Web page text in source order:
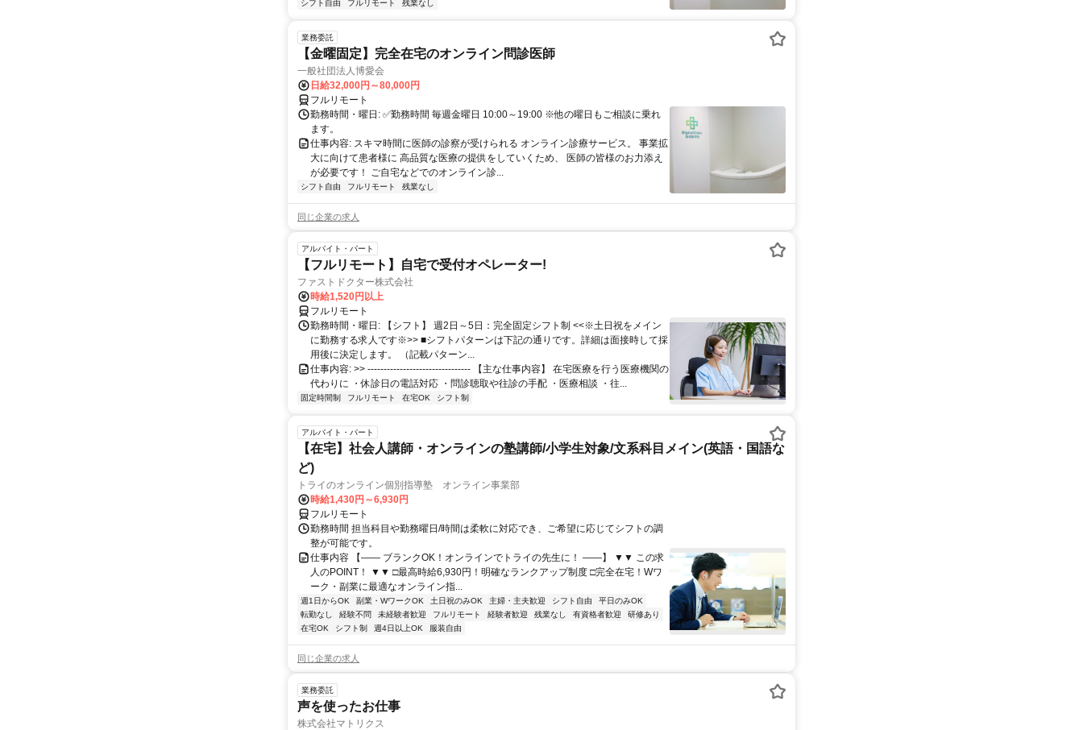
シフト自由 フルリモート 残業なし
業務委託
【金曜固定】完全在宅のオンライン問診医師
一般社団法人博愛会
日給32,000円～80,000円
フルリモート
勤務時間・曜日: ✅勤務時間 毎週金曜日 10:00～19:00 ※他の曜日もご相談に乗れ
ます。
仕事内容: スキマ時間に医師の診察が受けられる オンライン診療サービス。 事業拡
大に向けて患者様に 高品質な医療の提供をしていくため、 医師の皆様のお力添え
が必要です！ ご自宅などでのオンライン診...
シフト自由 フルリモート 残業なし
同じ企業の求人
アルバイト・パート
【フルリモート】自宅で受付オペレーター!
ファストドクター株式会社
時給1,520円以上
フルリモート
勤務時間・曜日: 【シフト】 週2日～5日：完全固定シフト制 <<※土日祝をメイン
に勤務する求人です※>> ■シフトパターンは下記の通りです。詳細は面接時して採
用後に決定します。 （記載パターン...
仕事内容: >> -------------------------------- 【主な仕事内容】 在宅医療を行う医療機関の
代わりに ・休診日の電話対応 ・問診聴取や往診の手配 ・医療相談 ・往...
固定時間制 フルリモート 在宅OK シフト制
アルバイト・パート
【在宅】社会人講師・オンラインの塾講師/小学生対象/文系科目メイン(英語・国語な
ど)
トライのオンライン個別指導塾 オンライン事業部
時給1,430円～6,930円
フルリモート
勤務時間 担当科目や勤務曜日/時間は柔軟に対応でき、ご希望に応じてシフトの調
整が可能です。
仕事内容 【―― ブランクOK！オンラインでトライの先生に！ ――】 ▼▼ この求
人のPOINT！ ▼▼ □最高時給6,930円！明確なランクアップ制度 □完全在宅！Wワ
ーク・副業に最適なオンライン指...
週1日からOK 副業・WワークOK 土日祝のみOK 主婦・主夫歓迎 シフト自由
平日のみOK
転勤なし
経験不問 未経験者歓迎 フルリモート 経験者歓迎 残業なし 有資格者歓迎
研修あり
在宅OK
シフト制 週4日以上OK 服装自由
同じ企業の求人
業務委託
声を使ったお仕事
株式会社マトリクス